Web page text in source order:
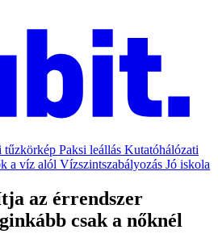
tűzkörkép Paksi leállás Kutatóhálózati
a víz alól Vízszintszabályozás Jó iskola
az érrendszer
csak a nőknél